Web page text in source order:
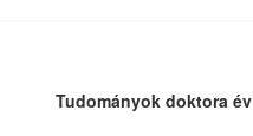
Tudományok doktora év